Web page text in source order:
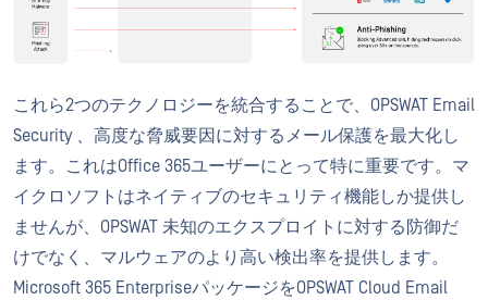
これら2つのテクノロジーを統合することで、OPSWAT Email
Security 、高度な脅威要因に対するメール保護を最大化し
ます。これはOffice 365ユーザーにとって特に重要です。マ
イクロソフトはネイティブのセキュリティ機能しか提供し
ませんが、OPSWAT 未知のエクスプロイトに対する防御だ
けでなく、マルウェアのより高い検出率を提供します。
Microsoft 365 EnterpriseパッケージをOPSWAT Cloud Email